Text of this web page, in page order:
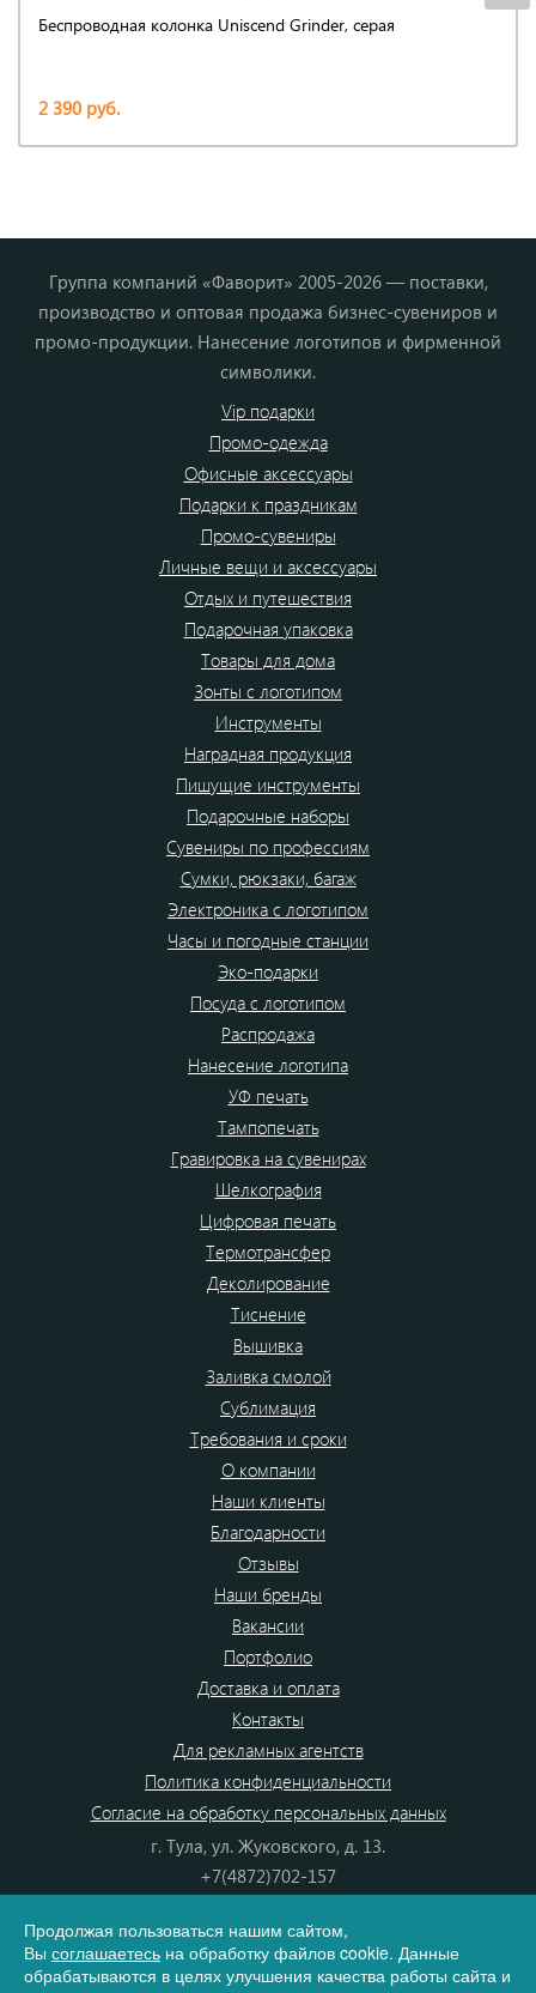
Беспроводная колонка Uniscend Grinder, серая
2 390 руб.
Группа компаний «Фаворит» 2005-2026 — поставки,
производство и оптовая продажа бизнес-сувениров и
промо-продукции. Нанесение логотипов и фирменной
символики.
Vip подарки
Промо-одежда
Офисные аксессуары
Подарки к праздникам
Промо-сувениры
Личные вещи и аксессуары
Отдых и путешествия
Подарочная упаковка
Товары для дома
Зонты с логотипом
Инструменты
Наградная продукция
Пишущие инструменты
Подарочные наборы
Сувениры по профессиям
Сумки, рюкзаки, багаж
Электроника с логотипом
Часы и погодные станции
Эко-подарки
Посуда с логотипом
Распродажа
Нанесение логотипа
УФ печать
Тампопечать
Гравировка на сувенирах
Шелкография
Цифровая печать
Термотрансфер
Деколирование
Тиснение
Вышивка
Заливка смолой
Сублимация
Требования и сроки
О компании
Наши клиенты
Благодарности
Отзывы
Наши бренды
Вакансии
Портфолио
Доставка и оплата
Контакты
Для рекламных агентств
Политика конфиденциальности
Согласие на обработку персональных данных
г. Тула, ул. Жуковского, д. 13.
+7(4872)702-157
8(800) 555-80-87
e-mail:info@dono.su
Продолжая пользоваться нашим сайтом,
Вы соглашаетесь на обработку файлов cookie. Данные
обрабатываются в целях улучшения качества работы сайта и